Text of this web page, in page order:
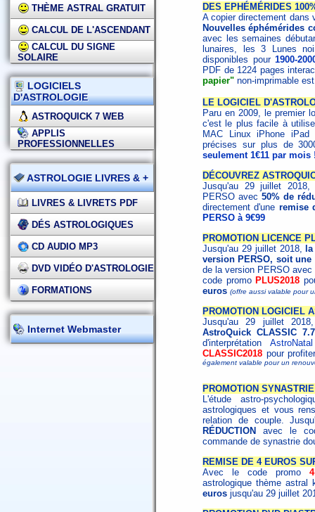
THÈME ASTRAL GRATUIT
CALCUL DE L'ASCENDANT
CALCUL DU SIGNE
SOLAIRE
LOGICIELS
D'ASTROLOGIE
ASTROQUICK 7 WEB
APPLIS
PROFESSIONNELLES
ASTROLOGIE LIVRES & +
LIVRES & LIVRETS PDF
DÉS ASTROLOGIQUES
CD AUDIO MP3
DVD VIDÉO D'ASTROLOGIE
FORMATIONS
Internet Webmaster
DES EPHÉMÉRIDES
A copier directement dans
Nouvelles éphémérides
avec les semaines
lunaires, les 3 Lunes
disponibles pour1900-
PDF de 1224 pages
papier" non-imprimable
LE LOGICIEL
Paru en 2009, le premier
c'est le plus facile à
MAC Linux iPhone iPad
précises sur plus de
seulement 1€11 par mois
DÉCOUVREZ
Jusqu'au 29 juillet 2018,
PERSO avec 50% de
directement d'une remise
PERSO à 9€99
PROMOTION LICENCE
Jusqu'au 29 juillet 2018,
version PERSO, soit
de la version PERSO
code promo PLUS2018
euros (offre aussi valable pour
PROMOTION LOGICIEL
Jusqu'au 29 juillet
AstroQuick CLASSIC 7.7
d'interprétation AstroNatal
CLASSIC2018 pour
également valable pour un
PROMOTION
L'étude astro-
astrologiques et vous
relation de couple.
RÉDUCTION
avec le
commande de synastrie
REMISE DE 4 EUROS
Avec le code promo
astrologique thème
euros jusqu'au 29 juillet